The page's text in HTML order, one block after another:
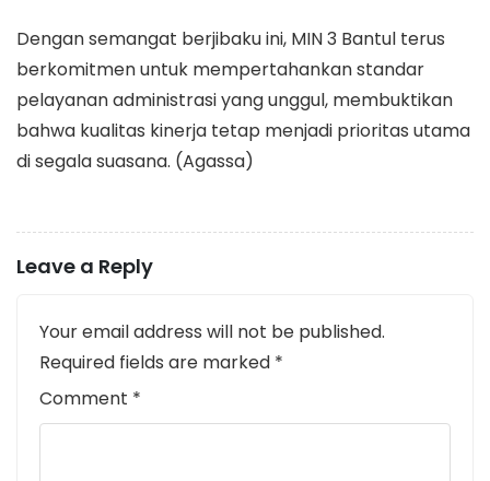
Dengan semangat berjibaku ini, MIN 3 Bantul terus
berkomitmen untuk mempertahankan standar
pelayanan administrasi yang unggul, membuktikan
bahwa kualitas kinerja tetap menjadi prioritas utama
di segala suasana. (Agassa)
Leave a Reply
Your email address will not be published.
Required fields are marked *
Comment *